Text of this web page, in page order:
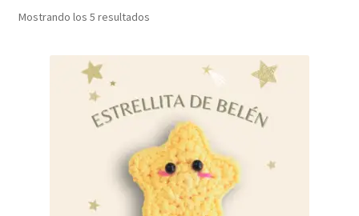
Preguntas Frecuentes
Mostrando los 5 resultados